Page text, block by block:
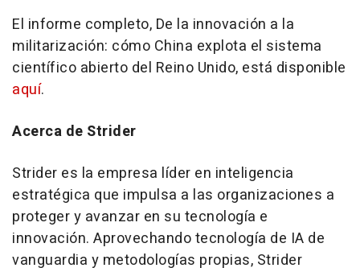
El informe completo, De la innovación a la
militarización: cómo China explota el sistema
científico abierto del Reino Unido, está disponible
aquí.
Acerca de Strider
Strider es la empresa líder en inteligencia
estratégica que impulsa a las organizaciones a
proteger y avanzar en su tecnología e
innovación. Aprovechando tecnología de IA de
vanguardia y metodologías propias, Strider